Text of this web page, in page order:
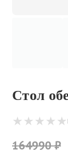
Стол
★★★★★
164990 ₽